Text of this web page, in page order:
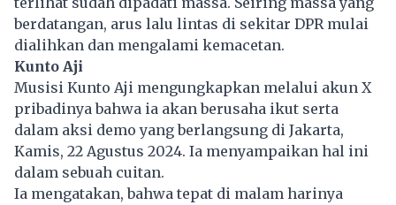
berdatangan, arus lalu lintas di sekitar DPR mulai
dialihkan dan mengalami kemacetan.
Kunto Aji
Musisi Kunto Aji mengungkapkan melalui akun X
pribadinya bahwa ia akan berusaha ikut serta
dalam aksi demo yang berlangsung di Jakarta,
Kamis, 22 Agustus 2024. Ia menyampaikan hal ini
dalam sebuah cuitan.
Ia mengatakan, bahwa tepat di malam harinya